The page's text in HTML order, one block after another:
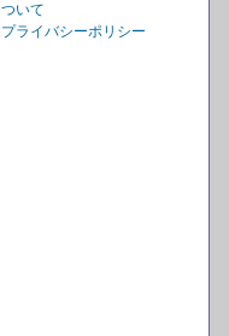
ついて
プライバシーポリシー